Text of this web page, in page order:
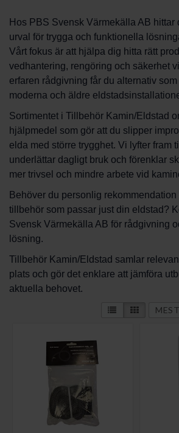
Hos PBS Svensk Värmekälla AB hittar
urval för trygga och funktionella
Vårt fokus är att hjälpa dig hitta rätt
vedhantering, rengöring och säkerhet
erfaren rådgivning får du alternativ
moderna och äldre
Sortimentet i Tillbehör Kamin/Eldstad
hjälpmedel som gör att du slipper
elda med större trygghet. Vi lyfter fram
underlättar dagligt bruk och förenklar
mer trivsel och mindre arbete vid
Behöver du personlig
tillbehör som passar just din eldstad?
Svensk Värmekälla AB för rådgivning
lösning.
Tillbehör Kamin/Eldstad samlar
plats och gör det enklare att jämföra
aktuella behovet.